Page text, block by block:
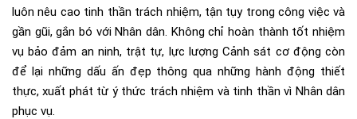
luôn nêu cao tinh thần trách nhiệm, tận tụy trong công việc và
gần gũi, gắn bó với Nhân dân. Không chỉ hoàn thành tốt nhiệm
vụ bảo đảm an ninh, trật tự, lực lượng Cảnh sát cơ động còn
để lại những dấu ấn đẹp thông qua những hành động thiết
thực, xuất phát từ ý thức trách nhiệm và tinh thần vì Nhân dân
phục vụ.